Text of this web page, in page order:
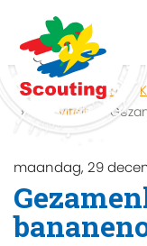
Home Zoeken
Activiteit
maandag, 29